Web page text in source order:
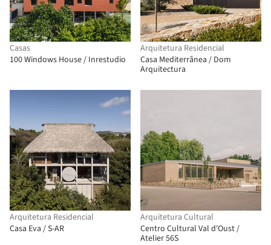
Casas
100 Windows House / Inrestudio
Arquitetura Residencial
Casa Mediterrânea / Dom
Arquitectura
Arquitetura Residencial
Casa Eva / S-AR
Arquitetura Cultural
Centro Cultural Val d'Oust /
Atelier 56S